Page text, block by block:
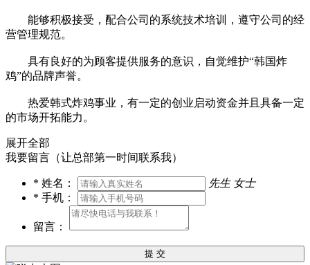
能够积极接受，配合公司的系统技术培训，遵守公司的经
营管理规范。
具有良好的为顾客提供服务的意识，自觉维护“韩国炸
鸡”的品牌声誉。
热爱韩式炸鸡事业，有一定的创业启动资金并且具备一定
的市场开拓能力。
展开全部
我要留言（让总部第一时间联系我）
* 姓名： 先生 女士
* 手机：
留言：
提 交